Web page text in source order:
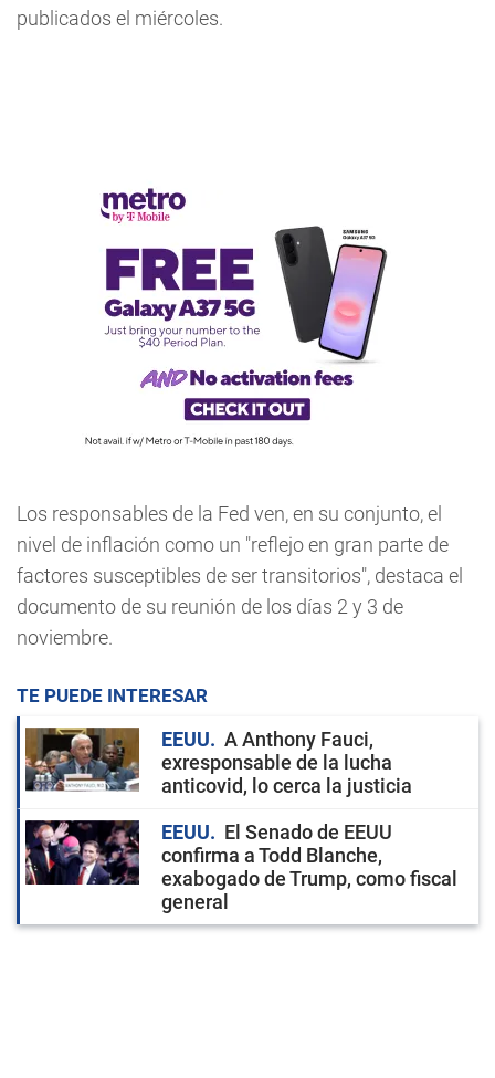
publicados el miércoles.
Los responsables de la Fed ven, en su conjunto, el
nivel de inflación como un "reflejo en gran parte de
factores susceptibles de ser transitorios", destaca el
documento de su reunión de los días 2 y 3 de
noviembre.
TE PUEDE INTERESAR
EEUU
A Anthony Fauci,
exresponsable de la lucha
anticovid, lo cerca la justicia
EEUU
El Senado de EEUU
confirma a Todd Blanche,
exabogado de Trump, como fiscal
general